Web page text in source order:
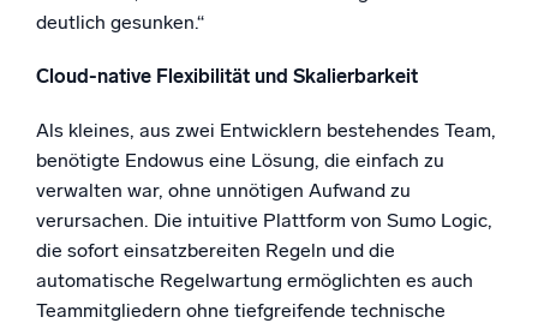
deutlich gesunken.“
Cloud-native Flexibilität und Skalierbarkeit
Als kleines, aus zwei Entwicklern bestehendes Team,
benötigte Endowus eine Lösung, die einfach zu
verwalten war, ohne unnötigen Aufwand zu
verursachen. Die intuitive Plattform von Sumo Logic,
die sofort einsatzbereiten Regeln und die
automatische Regelwartung ermöglichten es auch
Teammitgliedern ohne tiefgreifende technische